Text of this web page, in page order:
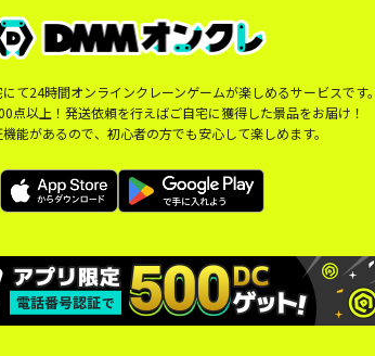
て24時間オンラインクレーンゲームが楽しめるサービスです
点以上！発送依頼を行えばご自宅に獲得した景品をお届け！
能があるので、初心者の方でも安心して楽しめます。